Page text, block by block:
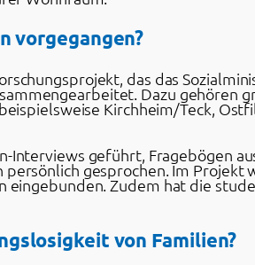
vorgegangen?
das das
Dazu gehören
Kirchheim/Teck,
Interviews geführt, Fragebögen
gesprochen. Im Projekt
eingebunden. Zudem hat die
von Familien?